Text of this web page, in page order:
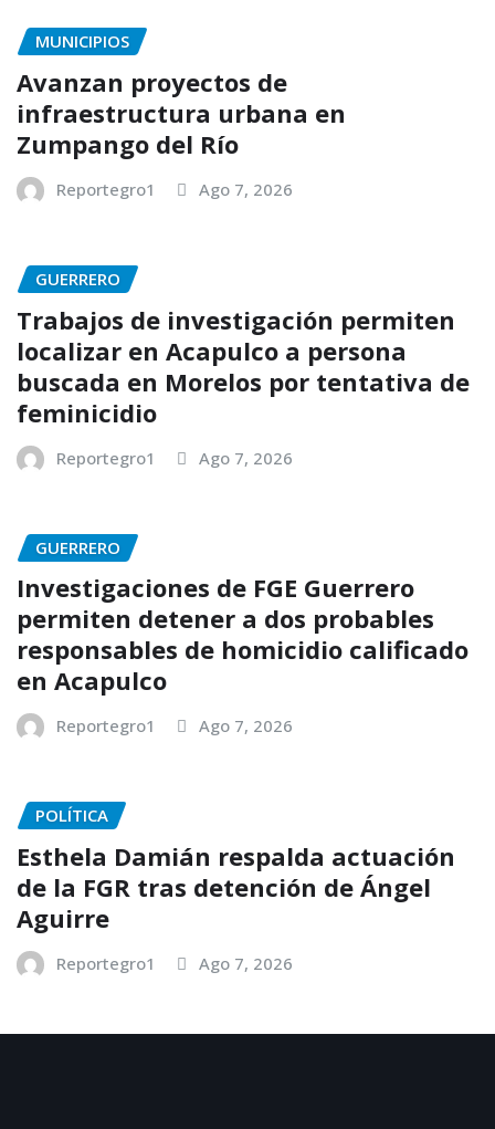
MUNICIPIOS
Avanzan proyectos de
infraestructura urbana en
Zumpango del Río
Reportegro1 Ago 7, 2026
GUERRERO
Trabajos de investigación permiten
localizar en Acapulco a persona
buscada en Morelos por tentativa de
feminicidio
Reportegro1 Ago 7, 2026
GUERRERO
Investigaciones de FGE Guerrero
permiten detener a dos probables
responsables de homicidio calificado
en Acapulco
Reportegro1 Ago 7, 2026
POLÍTICA
Esthela Damián respalda actuación
de la FGR tras detención de Ángel
Aguirre
Reportegro1 Ago 7, 2026